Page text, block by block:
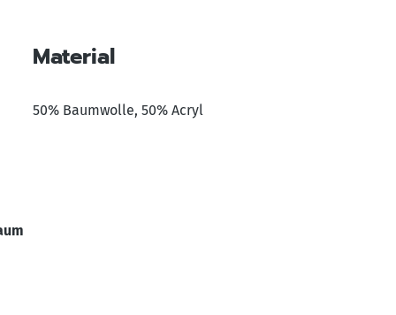
Material
50% Baumwolle, 50% Acryl